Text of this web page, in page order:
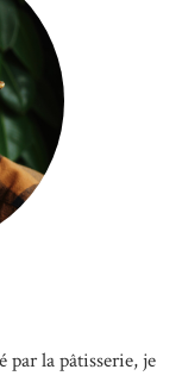
par la pâtisserie, je